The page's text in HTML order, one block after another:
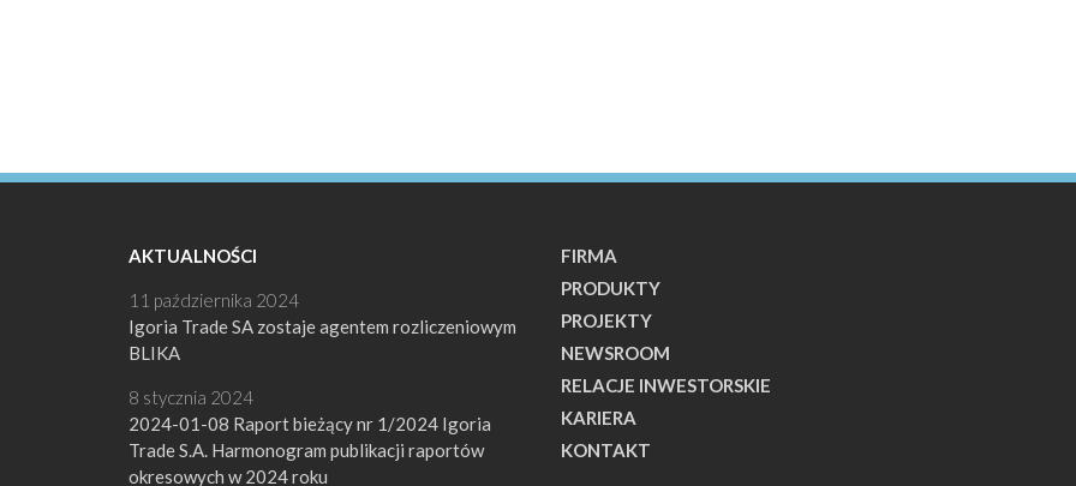
AKTUALNOŚCI
Igoria Trade SA zostaje agentem rozliczeniowym
BLIKA
11 października 2024
2024-01-08 Raport bieżący nr 1/2024 Igoria
Trade S.A. Harmonogram publikacji raportów
okresowych w 2024 roku
8 stycznia 2024
FIRMA
PRODUKTY
PROJEKTY
NEWSROOM
RELACJE INWESTORSKIE
KARIERA
KONTAKT